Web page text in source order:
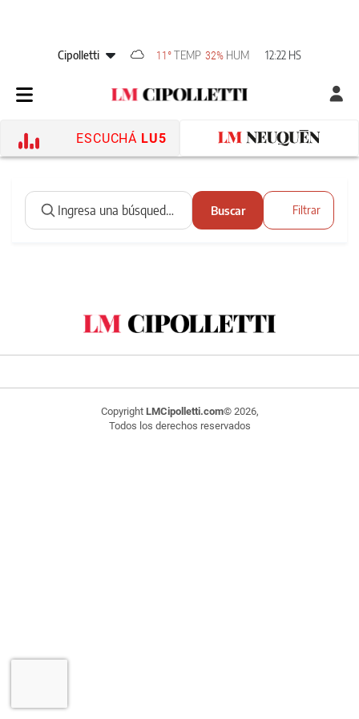
Cipolletti 11° TEMP 32% HUM 12:22 HS
ESCUCHÁ LU5
Buscar Filtrar
Copyright LMCipolletti.com© 2026,
Todos los derechos reservados